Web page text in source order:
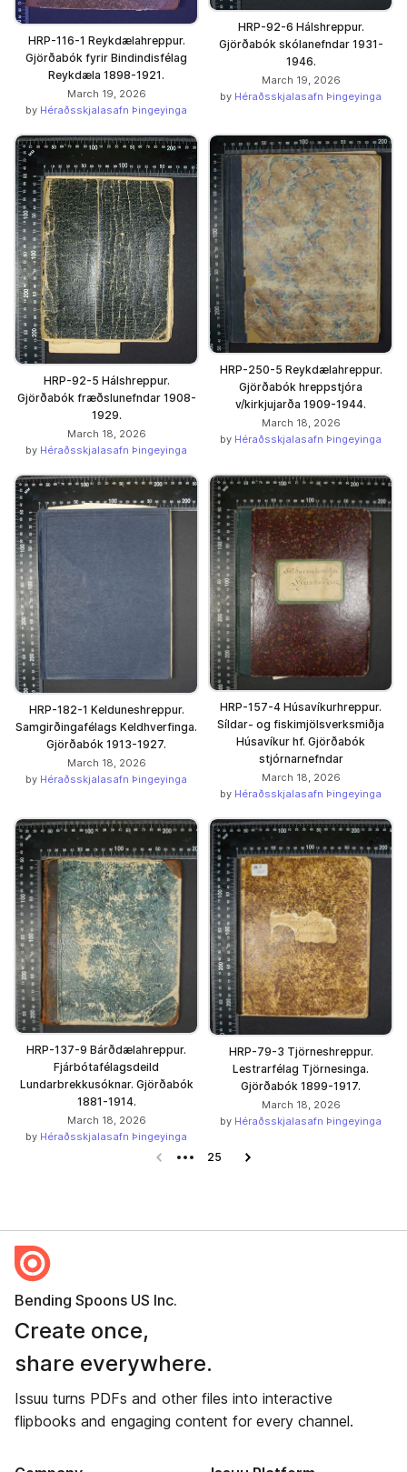
HRP-116-1 Reykdælahreppur.
Gjörðabók fyrir Bindindisfélag
Reykdæla 1898-1921.
March 19, 2026
by Héraðsskjalasafn Þingeyinga
HRP-92-6 Hálshreppur.
Gjörðabók skólanefndar 1931-
1946.
March 19, 2026
by Héraðsskjalasafn Þingeyinga
HRP-92-5 Hálshreppur.
Gjörðabók fræðslunefndar 1908-
1929.
March 18, 2026
by Héraðsskjalasafn Þingeyinga
HRP-250-5 Reykdælahreppur.
Gjörðabók hreppstjóra
v/kirkjujarða 1909-1944.
March 18, 2026
by Héraðsskjalasafn Þingeyinga
HRP-182-1 Kelduneshreppur.
Samgirðingafélags Keldhverfinga.
Gjörðabók 1913-1927.
March 18, 2026
by Héraðsskjalasafn Þingeyinga
HRP-157-4 Húsavíkurhreppur.
Síldar- og fiskimjölsverksmiðja
Húsavíkur hf. Gjörðabók
stjórnarnefndar
March 18, 2026
by Héraðsskjalasafn Þingeyinga
HRP-137-9 Bárðdælahreppur.
Fjárbótafélagsdeild
Lundarbrekkusóknar. Gjörðabók
1881-1914.
March 18, 2026
by Héraðsskjalasafn Þingeyinga
HRP-79-3 Tjörneshreppur.
Lestrarfélag Tjörnesinga.
Gjörðabók 1899-1917.
March 18, 2026
by Héraðsskjalasafn Þingeyinga
Previous page
25 Next page
Bending Spoons US Inc.
Create once,
share everywhere.
Issuu turns PDFs and other files into interactive
flipbooks and engaging content for every channel.